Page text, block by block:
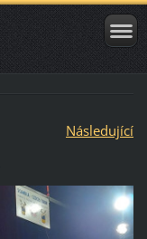
Následující